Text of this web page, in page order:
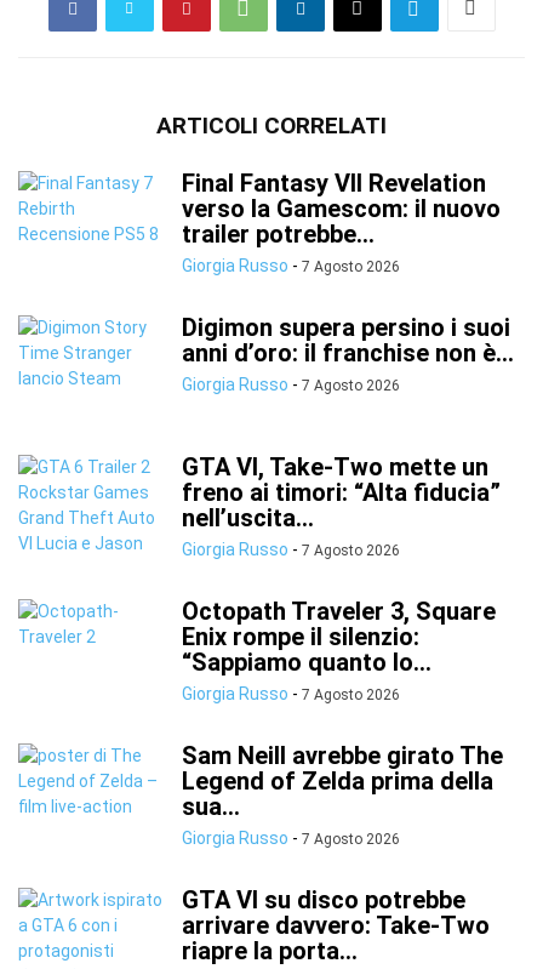
ARTICOLI CORRELATI
Final Fantasy VII Revelation
verso la Gamescom: il nuovo
trailer potrebbe...
Giorgia Russo - 7 Agosto 2026
Digimon supera persino i suoi
anni d’oro: il franchise non è...
Giorgia Russo - 7 Agosto 2026
GTA VI, Take-Two mette un
freno ai timori: “Alta fiducia”
nell’uscita...
Giorgia Russo - 7 Agosto 2026
Octopath Traveler 3, Square
Enix rompe il silenzio:
“Sappiamo quanto lo...
Giorgia Russo - 7 Agosto 2026
Sam Neill avrebbe girato The
Legend of Zelda prima della
sua...
Giorgia Russo - 7 Agosto 2026
GTA VI su disco potrebbe
arrivare davvero: Take-Two
riapre la porta...